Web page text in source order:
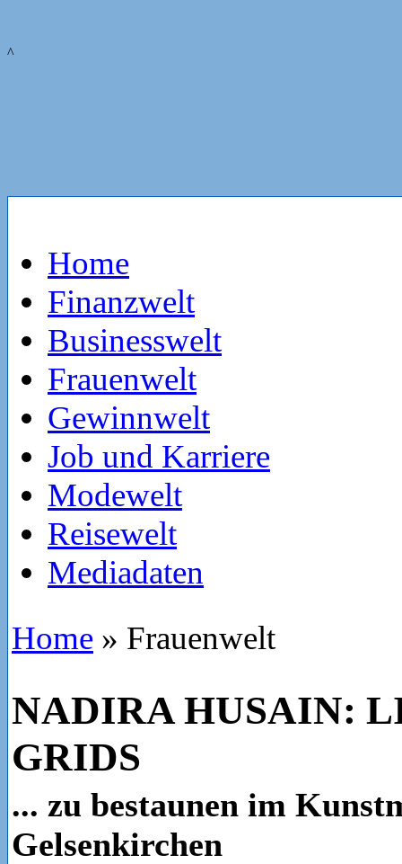
^
Home
Finanzwelt
Businesswelt
Frauenwelt
Gewinnwelt
Job und Karriere
Modewelt
Reisewelt
Mediadaten
Home » Frauenwelt
NADIRA HUSAIN:
GRIDS
... zu bestaunen im
Gelsenkirchen